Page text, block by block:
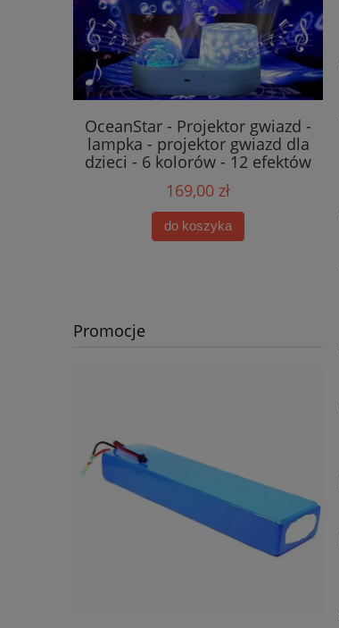
OceanStar - Projektor gwiazd -
lampka - projektor gwiazd dla
dzieci - 6 kolorów - 12 efektów
169,00 zł
do koszyka
Promocje